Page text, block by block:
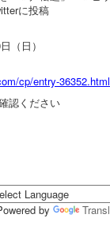
に投稿
（日）
cp/entry-36352.html
認ください
by